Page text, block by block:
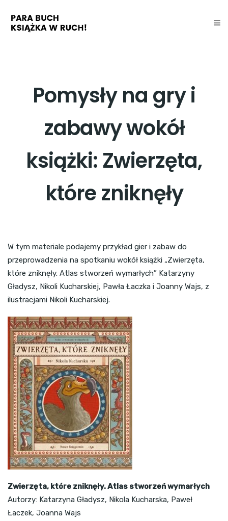
Pomysły na gry i
zabawy wokół
książki: Zwierzęta,
które zniknęły
W tym materiale podajemy przykład gier i zabaw do
przeprowadzenia na spotkaniu wokół książki „Zwierzęta,
które zniknęły. Atlas stworzeń wymarłych” Katarzyny
Gładysz, Nikoli Kucharskiej, Pawła Łaczka i Joanny Wajs, z
ilustracjami Nikoli Kucharskiej.
Zwierzęta, które zniknęły. Atlas stworzeń wymarłych
Autorzy: Katarzyna Gładysz, Nikola Kucharska, Paweł
Łaczek, Joanna Wajs